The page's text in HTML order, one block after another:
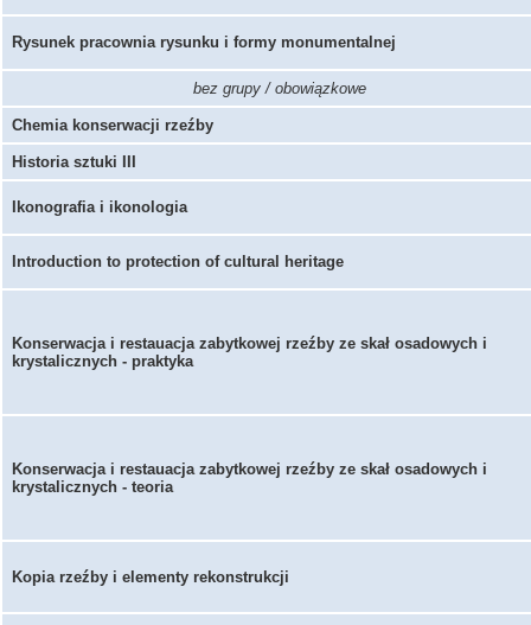
Rysunek pracownia rysunku i formy monumentalnej
bez grupy / obowiązkowe
Chemia konserwacji rzeźby
Historia sztuki III
Ikonografia i ikonologia
Introduction to protection of cultural heritage
Konserwacja i restauacja zabytkowej rzeźby ze skał osadowych i
krystalicznych - praktyka
Konserwacja i restauacja zabytkowej rzeźby ze skał osadowych i
krystalicznych - teoria
Kopia rzeźby i elementy rekonstrukcji